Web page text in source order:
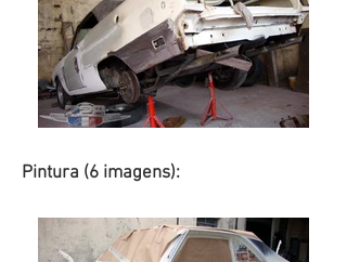
Pintura (6 imagens):